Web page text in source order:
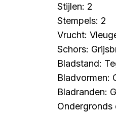
Stijlen: 2
Stempels: 2
Vrucht:
Schors:
Bladstand:
Bladvormen:
Bladranden:
Ondergronds